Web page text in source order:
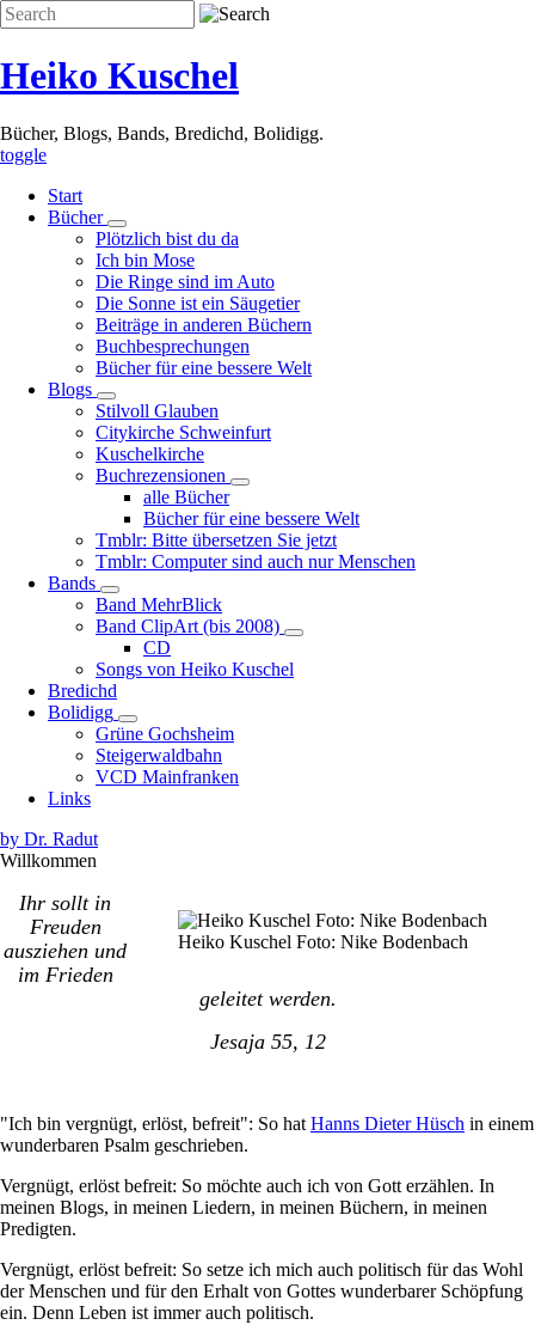
Direkt
zum
Search
Heiko Kuschel
Bücher, Blogs, Bands, Bredichd, Bolidigg.
toggle
Start
Bücher
Unternavigation
von
Bücher
Plötzlich bist du da
Ich bin Mose
Die Ringe sind im Auto
Die Sonne ist ein Säugetier
Beiträge in anderen Büchern
Buchbesprechungen
Bücher für eine bessere Welt
Blogs
Unternavigation
von
Blogs
Stilvoll Glauben
Citykirche Schweinfurt
Kuschelkirche
Buchrezensionen
Unternavigation
von
Buchrezensionen
alle Bücher
Bücher für eine bessere Welt
Tmblr: Bitte übersetzen Sie jetzt
Tmblr: Computer sind auch nur Menschen
Bands
Unternavigation
von
Bands
Band MehrBlick
Band ClipArt (bis 2008)
Unternavigation
CD
Songs von Heiko Kuschel
Bredichd
Bolidigg
Unternavigation
von
Bolidigg
Grüne Gochsheim
Steigerwaldbahn
VCD Mainfranken
Links
by Dr. Radut
Willkommen
Image
Heiko Kuschel Foto: Nike Bodenbach
Ihr sollt in
Freuden
ausziehen und
im Frieden
geleitet werden.
Jesaja 55, 12
"Ich bin vergnügt, erlöst, befreit": So hat Hanns Dieter Hüsch in einem
wunderbaren Psalm geschrieben.
Vergnügt, erlöst befreit: So möchte auch ich von Gott erzählen. In
meinen Blogs, in meinen Liedern, in meinen Büchern, in meinen
Predigten.
Vergnügt, erlöst befreit: So setze ich mich auch politisch für das Wohl
der Menschen und für den Erhalt von Gottes wunderbarer Schöpfung
ein. Denn Leben ist immer auch politisch.